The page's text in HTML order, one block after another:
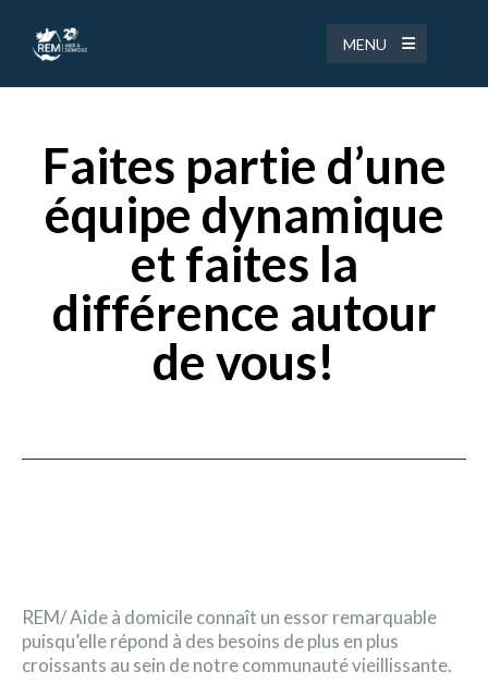
MENU
Faites partie d’une
équipe dynamique
et faites la
différence autour
de vous!
REM/ Aide à domicile connaît un essor remarquable
puisqu’elle répond à des besoins de plus en plus
croissants au sein de notre communauté vieillissante.